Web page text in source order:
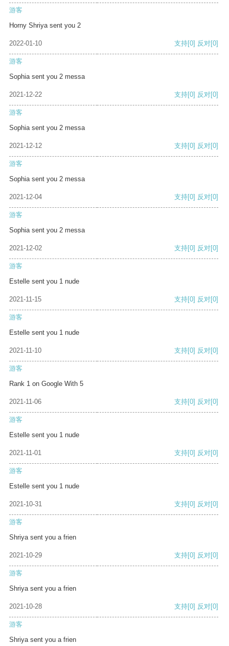
游客
Horny Shriya sent you 2
2022-01-10 支持[0] 反对[0]
游客
Sophia sent you 2 messa
2021-12-22 支持[0] 反对[0]
游客
Sophia sent you 2 messa
2021-12-12 支持[0] 反对[0]
游客
Sophia sent you 2 messa
2021-12-04 支持[0] 反对[0]
游客
Sophia sent you 2 messa
2021-12-02 支持[0] 反对[0]
游客
Estelle sent you 1 nude
2021-11-15 支持[0] 反对[0]
游客
Estelle sent you 1 nude
2021-11-10 支持[0] 反对[0]
游客
Rank 1 on Google With 5
2021-11-06 支持[0] 反对[0]
游客
Estelle sent you 1 nude
2021-11-01 支持[0] 反对[0]
游客
Estelle sent you 1 nude
2021-10-31 支持[0] 反对[0]
游客
Shriya sent you a frien
2021-10-29 支持[0] 反对[0]
游客
Shriya sent you a frien
2021-10-28 支持[0] 反对[0]
游客
Shriya sent you a frien